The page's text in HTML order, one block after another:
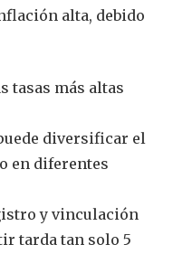
alta, debido
tasas más altas
diversificar el
en diferentes
y vinculación
tarda tan solo 5